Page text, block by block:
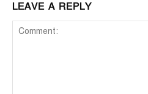
LEAVE A REPLY